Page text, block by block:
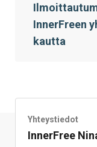
InnerFreen
kautta
Yhteystiedot
InnerFree